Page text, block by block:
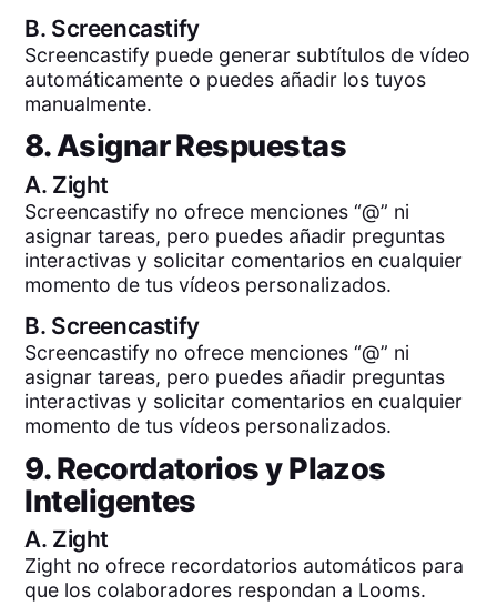
B. Screencastify
Screencastify puede generar subtítulos de vídeo
automáticamente o puedes añadir los tuyos
manualmente.
8. Asignar Respuestas
A. Zight
Screencastify no ofrece menciones “@” ni
asignar tareas, pero puedes añadir preguntas
interactivas y solicitar comentarios en cualquier
momento de tus vídeos personalizados.
B. Screencastify
Screencastify no ofrece menciones “@” ni
asignar tareas, pero puedes añadir preguntas
interactivas y solicitar comentarios en cualquier
momento de tus vídeos personalizados.
9. Recordatorios y Plazos
Inteligentes
A. Zight
Zight no ofrece recordatorios automáticos para
que los colaboradores respondan a Looms.